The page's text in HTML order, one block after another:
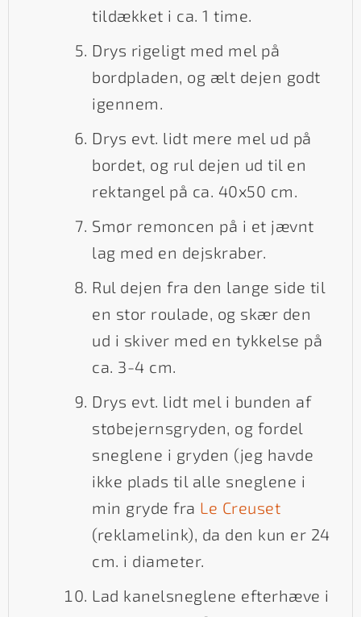
tildækket i ca. 1 time.
Drys rigeligt med mel på
bordpladen, og ælt dejen godt
igennem.
Drys evt. lidt mere mel ud på
bordet, og rul dejen ud til en
rektangel på ca. 40x50 cm.
Smør remoncen på i et jævnt
lag med en dejskraber.
Rul dejen fra den lange side til
en stor roulade, og skær den
ud i skiver med en tykkelse på
ca. 3-4 cm.
Drys evt. lidt mel i bunden af
støbejernsgryden, og fordel
sneglene i gryden (jeg havde
ikke plads til alle sneglene i
min gryde fra Le Creuset
(reklamelink), da den kun er 24
cm. i diameter.
Lad kanelsneglene efterhæve i